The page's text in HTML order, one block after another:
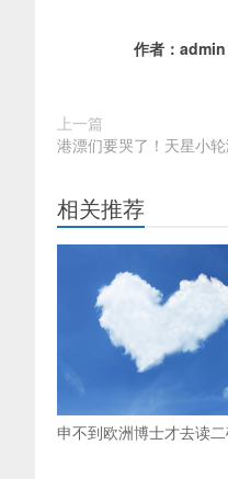
作者： admin
上一篇
港漂们要哭了！天星小
相关推荐
申不到欧洲博士才去读二